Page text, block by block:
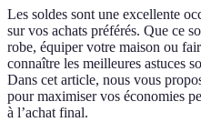
Les soldes sont une excellente
sur vos achats préférés. Que ce
robe, équiper votre maison ou
connaître les meilleures astuces
Dans cet article, nous vous
pour maximiser vos économies
à l’achat final.